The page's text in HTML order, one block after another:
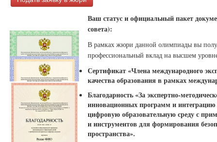
Ваш статус и официальный пакет
совета):
В рамках жюри данной олимпиады вы
профессиональный вклад на высшем
Сертификат «Члена международного
качества образования в рамках
Благодарность «За экспертно-
инновационных программ и интеграцию
цифровую образовательную среду с
и инструментов для формирования
пространства».